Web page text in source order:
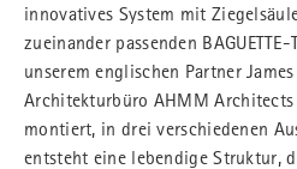
innovatives System mit
zueinander passenden
unserem englischen Partner
Architekturbüro AHMM
montiert, in drei verschiedenen
entsteht eine lebendige Struktur,